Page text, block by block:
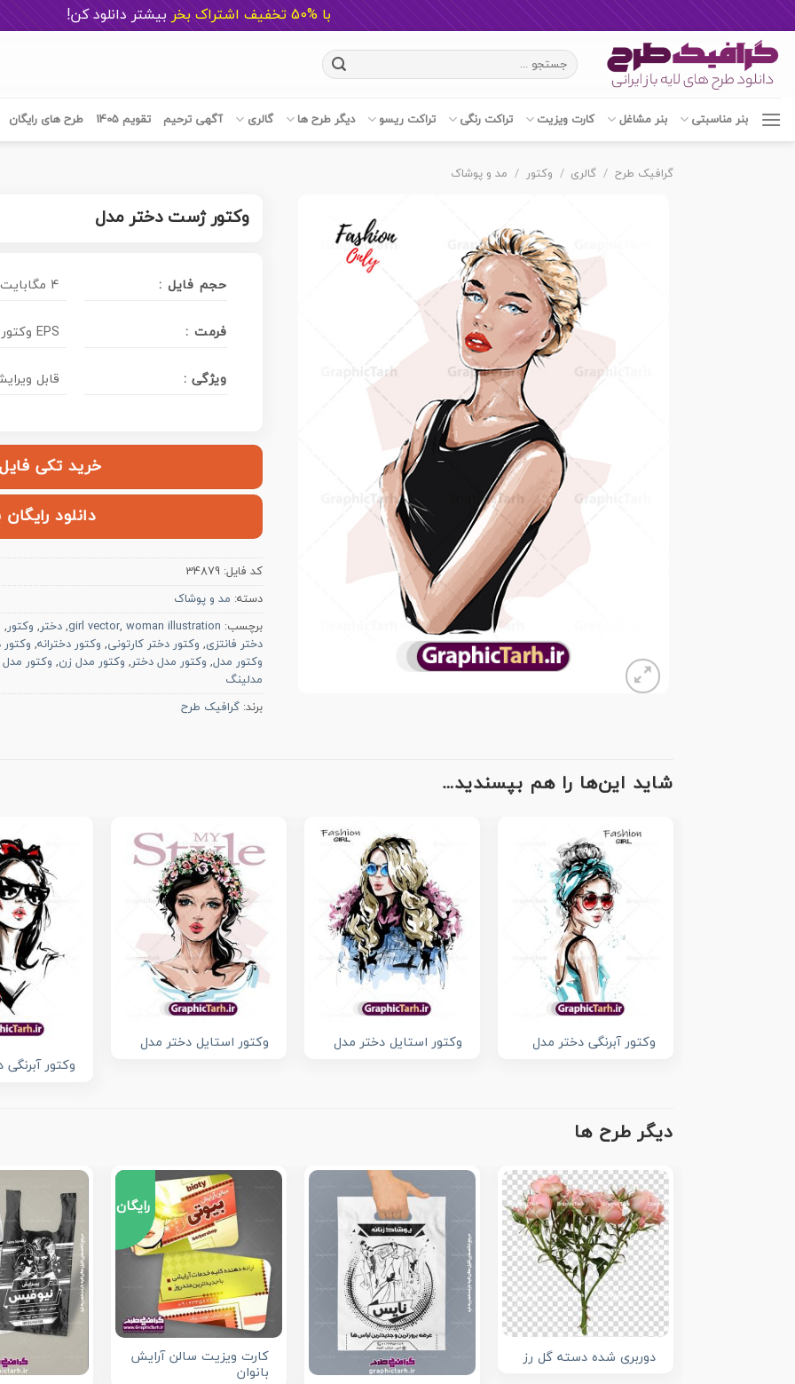
با %50 تخفیف اشتراک بخر بیشتر دانلود کن!
content
جستجو
برای:
بنر مناسبتی بنر مشاغل کارت ویزیت تراکت رنگی تراکت ریسو دیگر طرح ها گالری آگهی ترحیم تقویم 1405 طرح های رایگان
گرافیک طرح / گالری / وکتور / مد و پوشاک
وکتور ژست دختر مدل
حجم فایل : 4 مگابایت
فرمت : وکتور EPS
ویژگی : قابل
خرید تکی فایل | ۱۰۰,۰۰۰
دانلود
کد فایل:34879
دسته: مد و پوشاک
برچسب:
girl vector, woman illustration
,دختر, وکتور,
دختر فانتزی, وکتور دختر کارتونی, وکتور دخترانه, وکتور
وکتور مدل, وکتور مدل دختر, وکتور مدل زن, وکتور
مدلینگ
برند:گرافیک طرح
شاید این‌ها را هم بپسندید…
وکتور آبرنگی دختر مدل وکتور استایل دختر مدل
وکتور استایل دختر مدل
وکتور
دیگر طرح ها
دوربری شده دسته گل رز
رایگان
کارت ویزیت سالن آرایش
بانوان